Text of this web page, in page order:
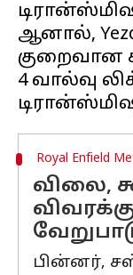
ஆனால்,
குறைவான
4 வால்வு
Royal Enfield
விலை,
பின்னர்,